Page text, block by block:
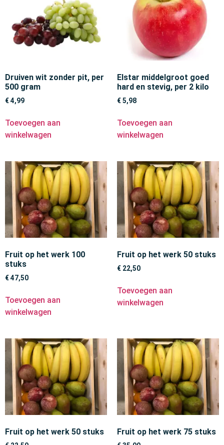
Druiven wit zonder pit, per
500 gram
€4,99
Toevoegen aan
winkelwagen
Elstar middelgroot goed
hard en stevig, per 2 kilo
€5,98
Toevoegen aan
winkelwagen
Fruit op het werk 100
stuks
€47,50
Toevoegen aan
winkelwagen
Fruit op het werk 50 stuks
€ 22,50
Toevoegen aan
winkelwagen
Fruit op het werk 50 stuks Fruit op het werk 75 stuks